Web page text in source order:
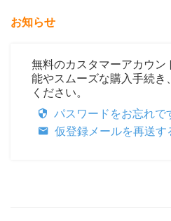
お知らせ
無料のカスタマーアカウン
能やスムーズな購入手続き
ください。
パスワードをお忘れで
仮登録メールを再送す